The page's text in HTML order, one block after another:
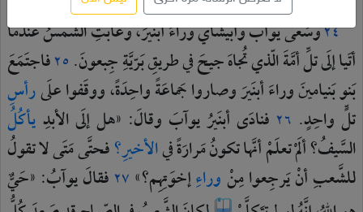
٢٤وسَعَىيوآبُوأبيشايُوراءَأبنَيرَ،وغابَتِالشَّمسُعندما
أتَياإلَىتلِّأمَّةَالّذيتُجاهَجيحَفيطريقِبَرّيَّةِجِبعونَ. ٢٥فاجتَمَعَ
بَنوبَنيامينَوراءَأبنَيرَوصارواجَماعَةًواحِدَةً،ووقَفواعلَىرأسِ
تلٍّواحِدٍ. ٢٦ فنادَىأبنَيرُيوآبَ وقالَ: «هلإلَىالأبدِيأكُلُ
السَّيفُ؟ألَمْتعلَمْأنَّهاتكونُمَرارَةًفيالأخيرِ؟فحتَّىمَتَىلاتقولُ
للشَّعبِأنْيَرجِعوامِنْوراءِإخوَتِهِم؟» ٢٧ فقالَيوآبُ:«حَيٌّ